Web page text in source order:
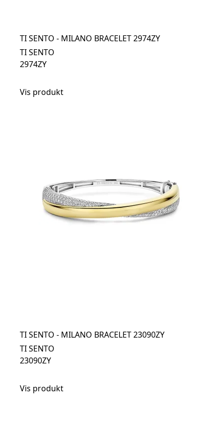
TI SENTO - MILANO BRACELET 2974ZY
TI SENTO
2974ZY
Vis produkt
TI SENTO - MILANO BRACELET 23090ZY
TI SENTO
23090ZY
Vis produkt